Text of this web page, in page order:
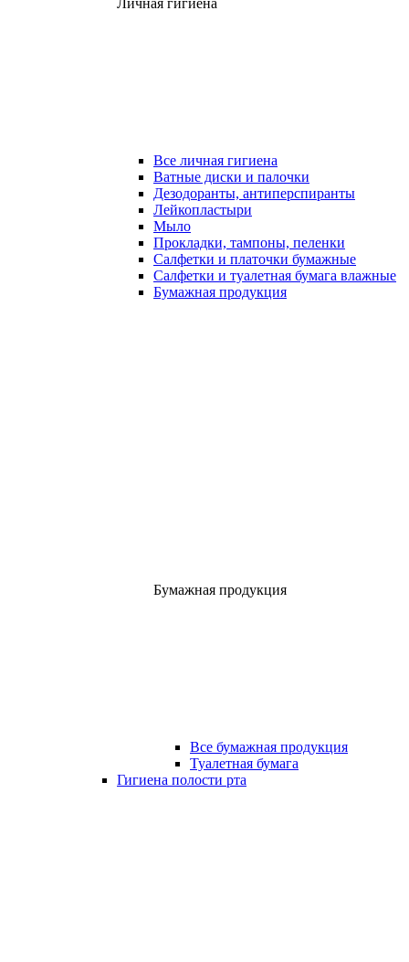
Личная гигиена
Все личная гигиена
Ватные диски и палочки
Дезодоранты, антиперспиранты
Лейкопластыри
Мыло
Прокладки, тампоны, пеленки
Салфетки и платочки бумажные
Салфетки и туалетная бумага влажные
Бумажная продукция
Бумажная продукция
Все бумажная продукция
Туалетная бумага
Гигиена полости рта